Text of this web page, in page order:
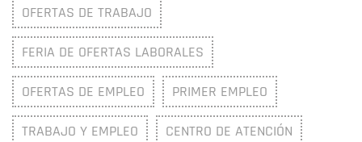
OFERTAS DE TRABAJO
FERIA DE OFERTAS LABORALES
OFERTAS DE EMPLEO PRIMER EMPLEO
TRABAJO Y EMPLEO CENTRO DE ATENCIÓN